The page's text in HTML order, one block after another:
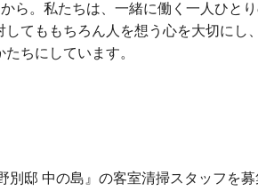
ら。私たちは、一緒に働く一人ひと
てももちろん人を想う心を大切にし
ちにしています。
邸 中の島』の客室清掃スタッフを募